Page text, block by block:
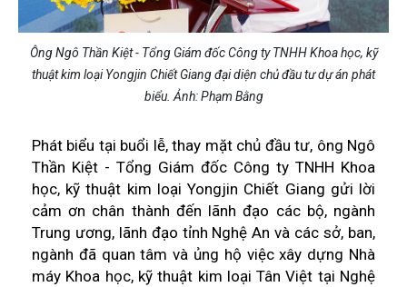
Ông Ngô Thần Kiệt - Tổng Giám đốc Công ty TNHH Khoa học, kỹ
thuật kim loại Yongjin Chiết Giang đại diện chủ đầu tư dự án phát
biểu. Ảnh: Phạm Bằng
Phát biểu tại buổi lễ, thay mặt chủ đầu tư, ông Ngô
Thần Kiệt - Tổng Giám đốc Công ty TNHH Khoa
học, kỹ thuật kim loại Yongjin Chiết Giang gửi lời
cảm ơn chân thành đến lãnh đạo các bộ, ngành
Trung ương, lãnh đạo tỉnh Nghệ An và các sở, ban,
ngành đã quan tâm và ủng hộ việc xây dựng Nhà
máy Khoa học, kỹ thuật kim loại Tân Việt tại Nghệ